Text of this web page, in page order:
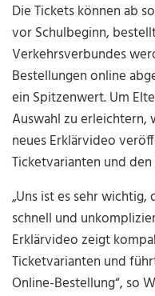
Die Tickets können ab
vor Schulbeginn,
Verkehrsverbundes
Bestellungen online
ein Spitzenwert. Um
Auswahl zu erleichtern,
neues Erklärvideo
Ticketvarianten und
„Uns ist es sehr
schnell und
Erklärvideo zeigt
Ticketvarianten und
Online-Bestellung“, so